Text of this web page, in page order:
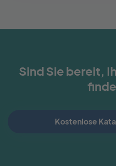
Sind Sie bereit,
Kostenlose